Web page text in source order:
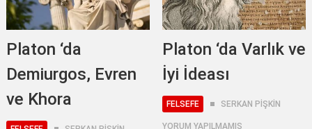
Platon ‘da
Demiurgos, Evren
ve Khora
Platon ‘da Varlık ve
İyi İdeası
FELSEFE SERKAN PİŞKİN
YORUM YAPILMAMIŞ